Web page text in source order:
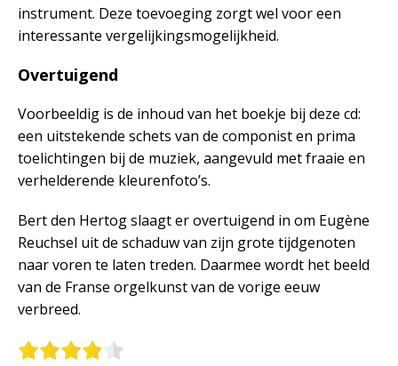
instrument. Deze toevoeging zorgt wel voor een
interessante vergelijkingsmogelijkheid.
Overtuigend
Voorbeeldig is de inhoud van het boekje bij deze cd:
een uitstekende schets van de componist en prima
toelichtingen bij de muziek, aangevuld met fraaie en
verhelderende kleurenfoto’s.
Bert den Hertog slaagt er overtuigend in om Eugène
Reuchsel uit de schaduw van zijn grote tijdgenoten
naar voren te laten treden. Daarmee wordt het beeld
van de Franse orgelkunst van de vorige eeuw
verbreed.